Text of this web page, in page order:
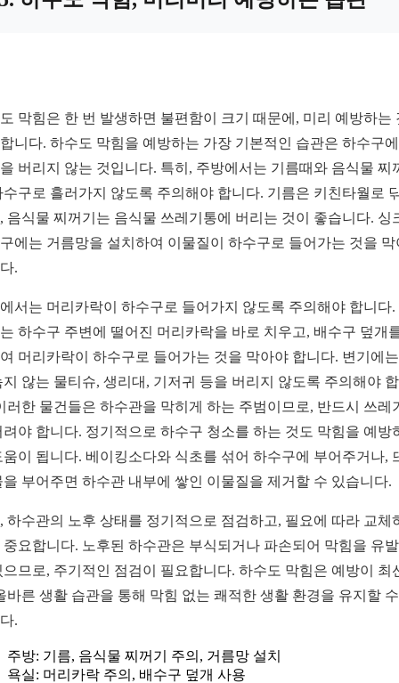
막힘은 한 번 발생하면 불편함이 크기 때문에, 미리 예방하는
니다. 하수도 막힘을 예방하는 가장 기본적인 습관은 하수구
버리지 않는 것입니다. 특히, 주방에서는 기름때와 음식물 찌
수구로 흘러가지 않도록 주의해야 합니다. 기름은 키친타월로
음식물 찌꺼기는 음식물 쓰레기통에 버리는 것이 좋습니다. 싱
에는 거름망을 설치하여 이물질이 하수구로 들어가는 것을 막
.
서는 머리카락이 하수구로 들어가지 않도록 주의해야 합니다.
하수구 주변에 떨어진 머리카락을 바로 치우고, 배수구 덮개
머리카락이 하수구로 들어가는 것을 막아야 합니다. 변기에
지 않는 물티슈, 생리대, 기저귀 등을 버리지 않도록 주의해야
러한 물건들은 하수관을 막히게 하는 주범이므로, 반드시 쓰레
려야 합니다. 정기적으로 하수구 청소를 하는 것도 막힘을 예방
움이 됩니다. 베이킹소다와 식초를 섞어 하수구에 부어주거나,
을 부어주면 하수관 내부에 쌓인 이물질을 제거할 수 있습니다.
하수관의 노후 상태를 정기적으로 점검하고, 필요에 따라 교체
중요합니다. 노후된 하수관은 부식되거나 파손되어 막힘을 유
으므로, 주기적인 점검이 필요합니다. 하수도 막힘은 예방이 최
바른 생활 습관을 통해 막힘 없는 쾌적한 생활 환경을 유지할
.
주방: 기름, 음식물 찌꺼기 주의, 거름망 설치
욕실: 머리카락 주의, 배수구 덮개 사용